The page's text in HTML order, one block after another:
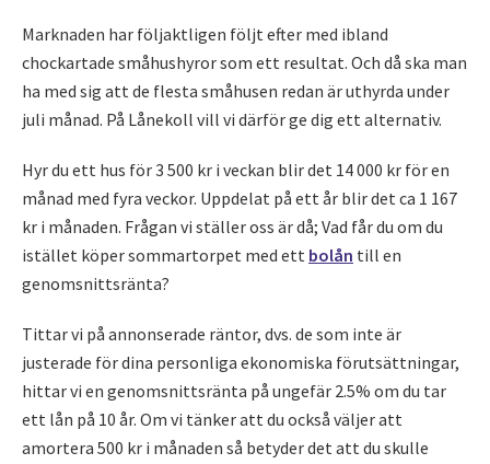
Marknaden har följaktligen följt efter med ibland
chockartade småhushyror som ett resultat. Och då ska man
ha med sig att de flesta småhusen redan är uthyrda under
juli månad. På Lånekoll vill vi därför ge dig ett alternativ.
Hyr du ett hus för 3 500 kr i veckan blir det 14 000 kr för en
månad med fyra veckor. Uppdelat på ett år blir det ca 1 167
kr i månaden. Frågan vi ställer oss är då; Vad får du om du
istället köper sommartorpet med ett bolån till en
genomsnittsränta?
Tittar vi på annonserade räntor, dvs. de som inte är
justerade för dina personliga ekonomiska förutsättningar,
hittar vi en genomsnittsränta på ungefär 2.5% om du tar
ett lån på 10 år. Om vi tänker att du också väljer att
amortera 500 kr i månaden så betyder det att du skulle